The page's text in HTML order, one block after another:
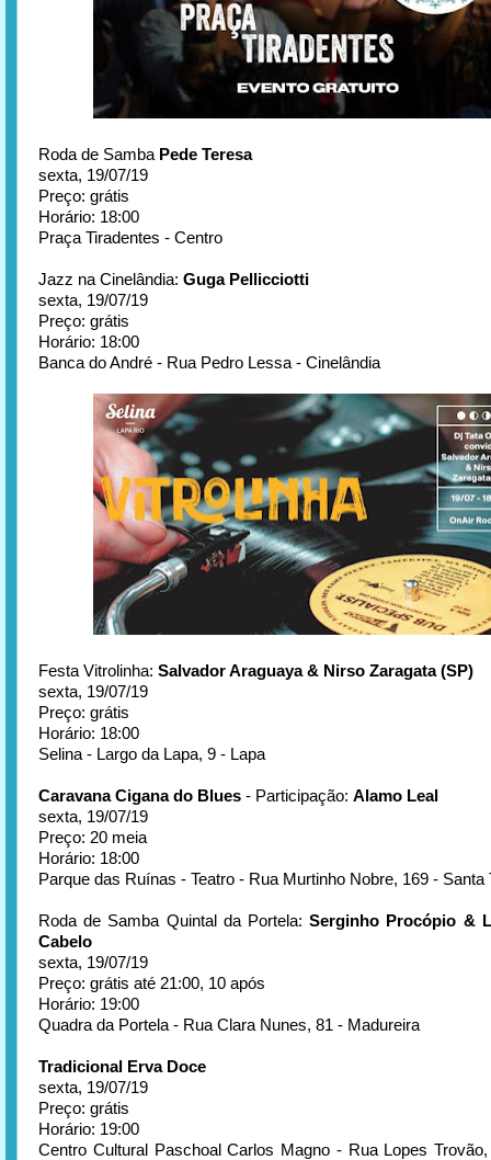
Roda de Samba Pede Teresa
sexta, 19/07/19
Preço: grátis
Horário: 18:00
Praça Tiradentes - Centro
Jazz na Cinelândia: Guga Pellicciotti
sexta, 19/07/19
Preço: grátis
Horário: 18:00
Banca do André - Rua Pedro Lessa - Cinelândia
Festa Vitrolinha: Salvador Araguaya & Nirso Zaragata (SP)
sexta, 19/07/19
Preço: grátis
Horário: 18:00
Selina - Largo da Lapa, 9 - Lapa
Caravana Cigana do Blues - Participação: Alamo Leal
sexta, 19/07/19
Preço: 20 meia
Horário: 18:00
Parque das Ruínas - Teatro - Rua Murtinho Nobre, 169 - Santa
Roda de Samba Quintal da Portela:Serginho Procópio &
Cabelo
sexta, 19/07/19
Preço: grátis até 21:00, 10 após
Horário: 19:00
Quadra da Portela - Rua Clara Nunes, 81 - Madureira
Tradicional Erva Doce
sexta, 19/07/19
Preço: grátis
Horário: 19:00
Centro Cultural Paschoal Carlos Magno - Rua Lopes